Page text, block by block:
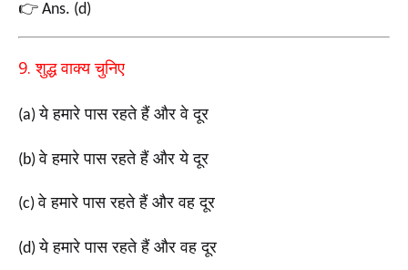
👉 Ans. (d)
9.शुद्ध वाक्य चुनिए
(a)ये हमारे पास रहते हैं और वे दूर
(b)वे हमारे पास रहते हैं और ये दूर
(c)वे हमारे पास रहते हैं और वह दूर
(d)ये हमारे पास रहते हैं और वह दूर